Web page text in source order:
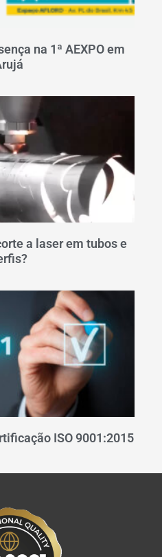
na 1ª AEXPO em
a laser em tubos e
ISO 9001:2015